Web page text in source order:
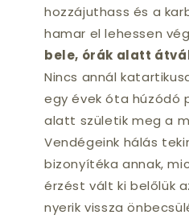
hozzájuthass és a
hamar el lehessen
bele, órák alatt
Nincs annál
egy évek óta húzódó
alatt születik meg a
Vendégeink hálás
bizonyítéka annak,
érzést vált ki belőlük
nyerik vissza